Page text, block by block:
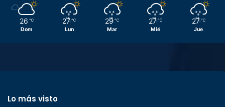
26 ℃
Dom
27 ℃
Lun
29 ℃
Mar
27 ℃
Mié
27 ℃
Jue
Lo más visto